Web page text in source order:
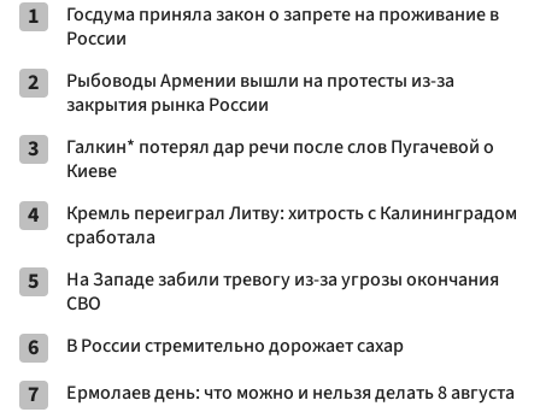
1
Госдума приняла закон о запрете на проживание в
России
2
Рыбоводы Армении вышли на протесты из-за
закрытия рынка России
3
Галкин* потерял дар речи после слов Пугачевой о
Киеве
4
Кремль переиграл Литву: хитрость с Калининградом
сработала
5
На Западе забили тревогу из-за угрозы окончания
СВО
6 В России стремительно дорожает сахар
7 Ермолаев день: что можно и нельзя делать 8 августа